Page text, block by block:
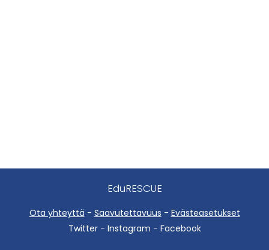
EduRESCUE
Ota yhteyttä - Saavutettavuus - Evästeasetukset
Twitter - Instagram - Facebook